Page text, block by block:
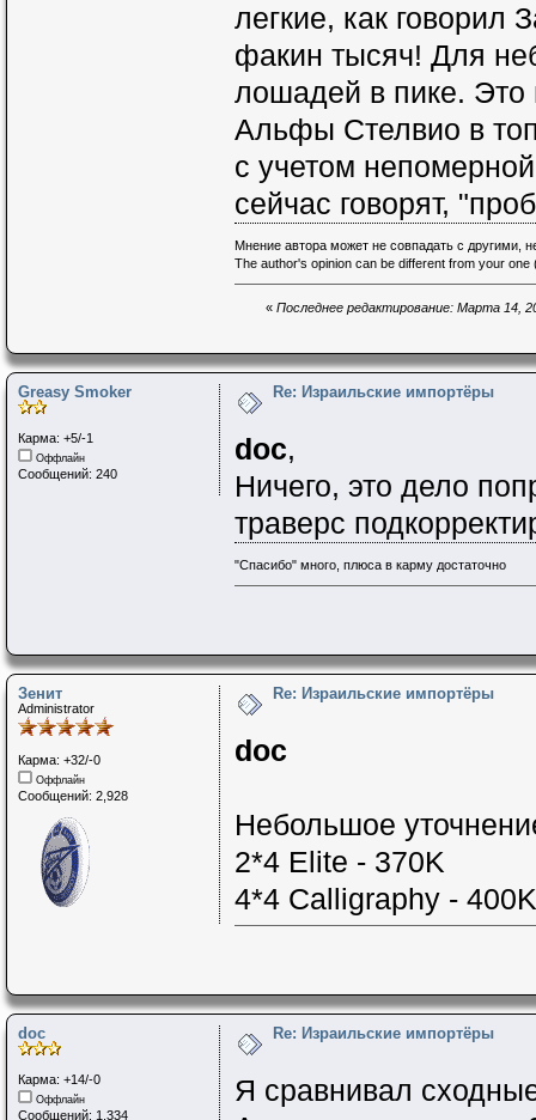
легкие, как говорил
факин тысяч! Для
лошадей в пике. Это
Альфы Стелвио в
с учетом
сейчас говорят,
Мнение автора может не совпадать с другими,
The author's opinion can be different from your
« Последнее редактирование: Марта 14,
Greasy Smoker
Карма: +5/-1
Оффлайн
Сообщений: 240
Re: Израильские импортёры
doc,
Ничего, это дело
траверс
"Спасибо" много, плюса в карму достаточно
Зенит
Administrator
Карма: +32/-0
Оффлайн
Сообщений: 2,928
Re: Израильские импортёры
doc
Небольшое
2*4 Elite - 370K
4*4 Calligraphy - 400K
doc
Карма: +14/-0
Оффлайн
Сообщений: 1,334
Re: Израильские импортёры
Я сравнивал